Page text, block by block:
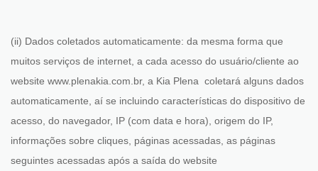
(ii) Dados coletados automaticamente: da mesma forma que
muitos serviços de internet, a cada acesso do usuário/cliente ao
website www.plenakia.com.br, a Kia Plena coletará alguns dados
automaticamente, aí se incluindo características do dispositivo de
acesso, do navegador, IP (com data e hora), origem do IP,
informações sobre cliques, páginas acessadas, as páginas
seguintes acessadas após a saída do website